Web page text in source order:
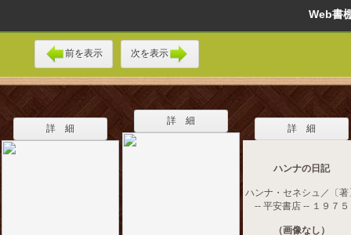
Web
前を表示 次を表示
詳 細
詳 細
詳 細
ハンナの日記
ハンナ・セネシュ／〔著
-- 平安書店 -- １９７５
（画像なし）